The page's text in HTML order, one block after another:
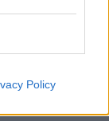
Policy